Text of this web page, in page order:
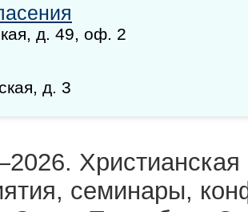
д. 49, оф. 2
д. 3
семинары,